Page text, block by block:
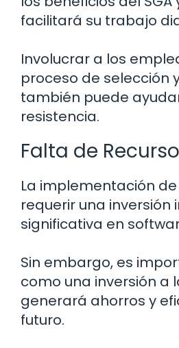
facilitará su trabajo
Involucrar a los
proceso de selección
también puede
resistencia.
Falta de
La implementación de
requerir una inversión
significativa en
Sin embargo, es
como una inversión a
generará ahorros y
futuro.